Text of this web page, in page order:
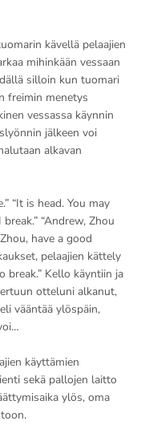
kävellä pelaajien
mihinkään vessaan
silloin kun tuomari
freimin menetys
vessassa käynnin
jälkeen voi
alkavan
“It is head. You may
“Andrew, Zhou
have a good
pelaajien kättely
break.” Kello käyntiin ja
otteluni alkanut,
vääntää ylöspäin,
käyttämien
sekä pallojen laitto
ylös, oma